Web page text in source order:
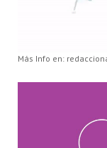
Más Info en: